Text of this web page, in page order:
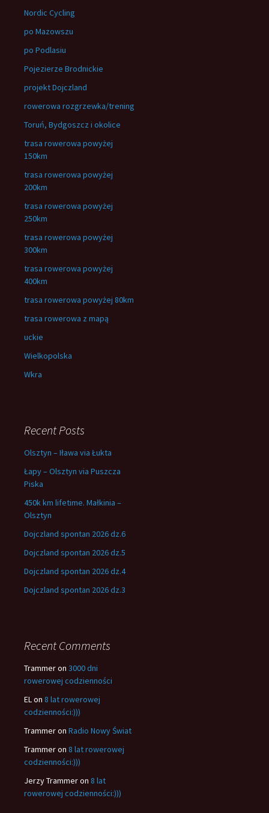
Nordic Cycling
po Mazowszu
po Podlasiu
Pojezierze Brodnickie
projekt Dojczland
rowerowa rozgrzewka/trening
Toruń, Bydgoszcz i okolice
trasa rowerowa powyżej
150km
trasa rowerowa powyżej
200km
trasa rowerowa powyżej
250km
trasa rowerowa powyżej
300km
trasa rowerowa powyżej
400km
trasa rowerowa powyżej 80km
trasa rowerowa z mapą
uckie
Wielkopolska
Wkra
Recent Posts
Olsztyn – Iława via Łukta
Łapy – Olsztyn via Puszcza
Piska
450k km lifetime. Małkinia –
Olsztyn
Dojczland spontan 2026 dz.6
Dojczland spontan 2026 dz.5
Dojczland spontan 2026 dz.4
Dojczland spontan 2026 dz.3
Recent Comments
Trammeron 3000 dni
rowerowej codzienności
ELon 8 lat rowerowej
codzienności:)))
Trammeron Radio Nowy Świat
Trammeron 8 lat rowerowej
codzienności:)))
Jerzy Trammeron 8 lat
rowerowej codzienności:)))